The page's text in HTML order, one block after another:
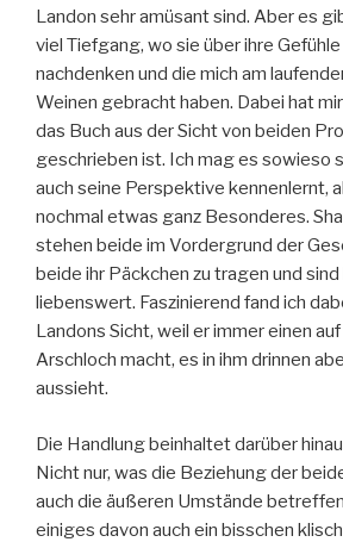
Landon sehr amüsant sind. Aber es
viel Tiefgang, wo sie über ihre
nachdenken und die mich am
Weinen gebracht haben. Dabei hat
das Buch aus der Sicht von beiden
geschrieben ist. Ich mag es sowieso
auch seine Perspektive kennenlernt,
nochmal etwas ganz Besonderes.
stehen beide im Vordergrund der
beide ihr Päckchen zu tragen und
liebenswert. Faszinierend fand ich
Landons Sicht, weil er immer einen
Arschloch macht, es in ihm drinnen
aussieht.
Die Handlung beinhaltet darüber
Nicht nur, was die Beziehung der
auch die äußeren Umstände
einiges davon auch ein bisschen